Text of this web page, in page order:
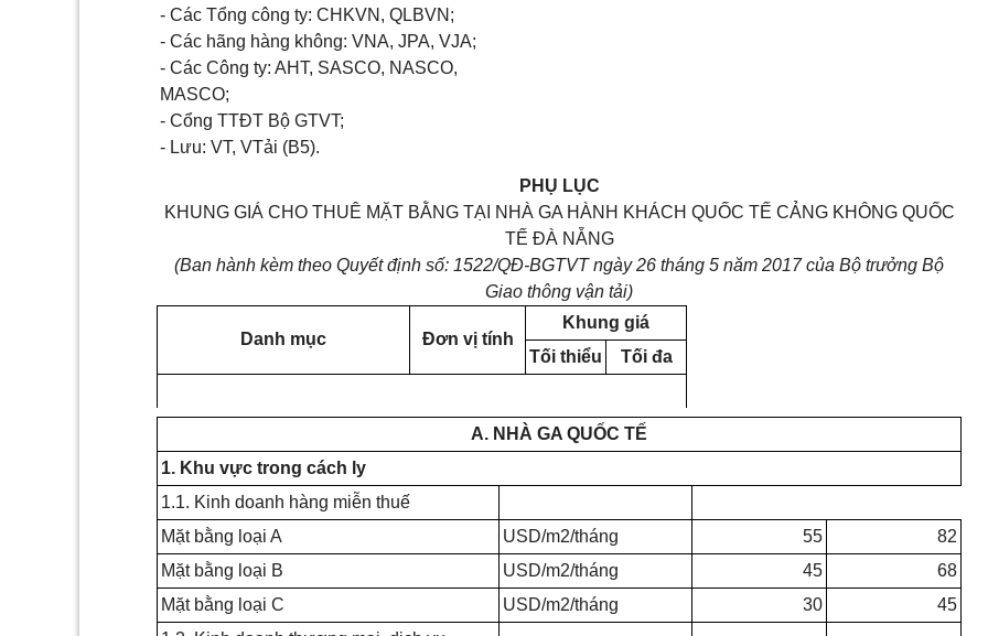
- Các Tổng công ty: CHKVN, QLBVN;
- Các hãng hàng không: VNA, JPA, VJA;
- Các Công ty: AHT, SASCO, NASCO,
MASCO;
- Cổng TTĐT Bộ GTVT;
- Lưu: VT, VTải (B5).
PHỤ LỤC
KHUNG GIÁ CHO THUÊ MẶT BẰNG TẠI NHÀ GA HÀNH KHÁCH QUỐC TẾ CẢNG KHÔNG QUỐC
TẾ ĐÀ NẴNG
(Ban hành kèm theo Quyết định số: 1522/QĐ-BGTVT ngày 26 tháng 5 năm 2017 của Bộ trưởng Bộ
Giao thông vận tải)
Danh mục Đơn vị tính
Khung giá
Tối thiểu
Tối đa
A. NHÀ GA QUỐC TẾ
1. Khu vực trong cách ly
1.1. Kinh doanh hàng miễn thuế
Mặt bằng loại A
USD/m2/tháng 55
82
Mặt bằng loại B
USD/m2/tháng 45
68
Mặt bằng loại C USD/m2/tháng 30
45